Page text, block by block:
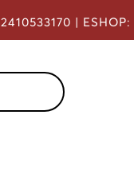
2410533170 | ESHOP: